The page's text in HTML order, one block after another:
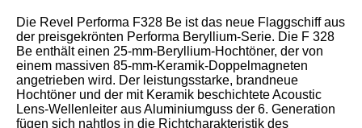
Die Revel Performa F328 Be ist das neue Flaggschiff aus
der preisgekrönten Performa Beryllium-Serie. Die F 328
Be enthält einen 25-mm-Beryllium-Hochtöner, der von
einem massiven 85-mm-Keramik-Doppelmagneten
angetrieben wird. Der leistungsstarke, brandneue
Hochtöner und der mit Keramik beschichtete Acoustic
Lens-Wellenleiter aus Aluminiumguss der 6. Generation
fügen sich nahtlos in die Richtcharakteristik des